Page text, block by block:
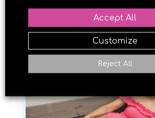
Brun og blid modell
vinner Kristine Kvæken
15. JUNE 2020
Accept All
Reject All
Customize